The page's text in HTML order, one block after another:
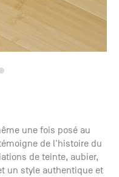
une fois posé au
de l'histoire du
de teinte, aubier,
un style authentique et